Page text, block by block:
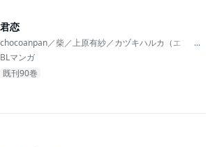
君恋
chocoanpan／柴／上原有紗／カヅキハルカ（エブリス
...
BLマンガ
既刊90巻